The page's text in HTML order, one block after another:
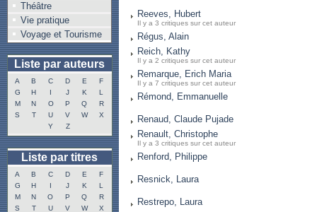
Théâtre
Vie pratique
Voyage et Tourisme
Liste par auteurs
A B C D E
F
G
H I J K
L
M
N O P Q
R
S
T U V W
X
Y
Z
Liste par titres
A B C D E
F
G
H I J K
L
M
N O P Q
R
S
T U V W
X
Reeves, Hubert
Il y a 3 critiques sur cet auteur
Régus, Alain
Reich, Kathy
Il y a 2 critiques sur cet auteur
Remarque, Erich Maria
Il y a 7 critiques sur cet auteur
Rémond, Emmanuelle
Renaud, Claude Pujade
Renault, Christophe
Il y a 3 critiques sur cet auteur
Renford, Philippe
Resnick, Laura
Restrepo, Laura